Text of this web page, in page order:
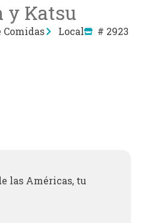
y Katsu
Comidas Local # 2923
las Américas, tu